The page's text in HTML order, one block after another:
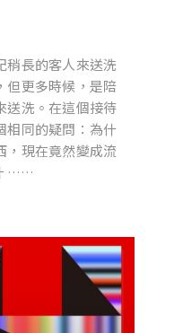
稍長的客人來送洗
但更多時候，是陪
送洗。在這個接待
相同的疑問：為什
，現在竟然變成流
……